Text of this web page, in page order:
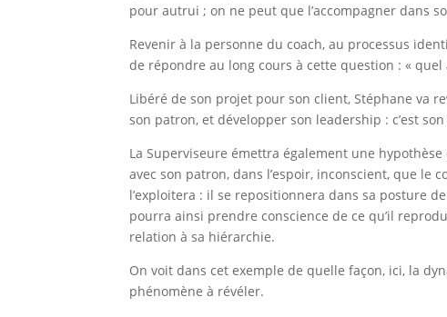
pour autrui ; on ne peut que l’accompagner dans
Revenir à la personne du coach, au processus
de répondre au long cours à cette question : «
Libéré de son projet pour son client, Stéphane va
son patron, et développer son leadership : c’est
La Superviseure émettra également une
avec son patron, dans l’espoir, inconscient, que le
l’exploitera : il se repositionnera dans sa posture
pourra ainsi prendre conscience de ce qu’il
relation à sa hiérarchie.
On voit dans cet exemple de quelle façon, ici, la
phénomène à révéler.